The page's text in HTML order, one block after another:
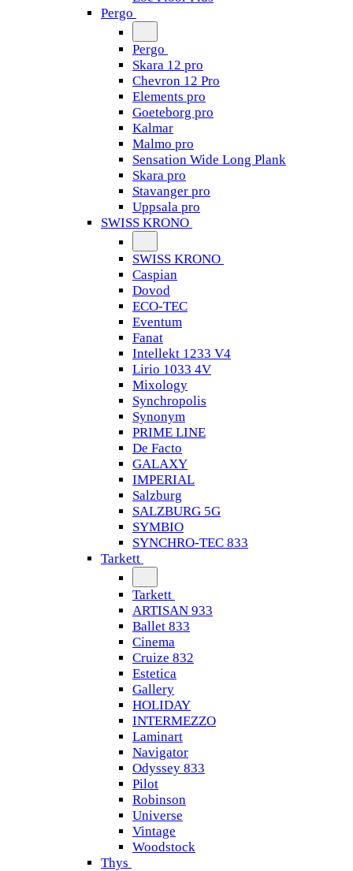
Pergo
Pergo
Skara 12 pro
Chevron 12 Pro
Elements pro
Goeteborg pro
Kalmar
Malmo pro
Sensation Wide Long Plank
Skara pro
Stavanger pro
Uppsala pro
SWISS KRONO
SWISS KRONO
Caspian
Dovod
ECO-TEC
Eventum
Fanat
Intellekt 1233 V4
Lirio 1033 4V
Mixology
Synchropolis
Synonym
PRIME LINE
De Facto
GALAXY
IMPERIAL
Salzburg
SALZBURG 5G
SYMBIO
SYNCHRO-TEC 833
Tarkett
Tarkett
ARTISAN 933
Ballet 833
Cinema
Cruize 832
Estetica
Gallery
HOLIDAY
INTERMEZZO
Laminart
Navigator
Odyssey 833
Pilot
Robinson
Universe
Vintage
Woodstock
Thys